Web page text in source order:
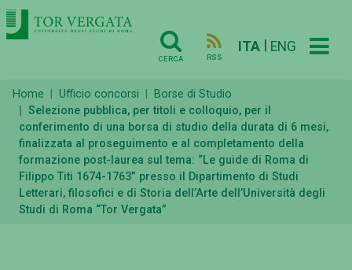
CERCA RSS
ITA ENG
Home Ufficio concorsi
Borse di Studio
Selezione pubblica, per titoli e colloquio, per il
conferimento di una borsa di studio della durata di 6 mesi,
finalizzata al proseguimento e al completamento della
formazione post-laurea sul tema: “Le guide di Roma di
Filippo Titi 1674-1763” presso il Dipartimento di Studi
Letterari, filosofici e di Storia dell’Arte dell’Università degli
Studi di Roma “Tor Vergata”